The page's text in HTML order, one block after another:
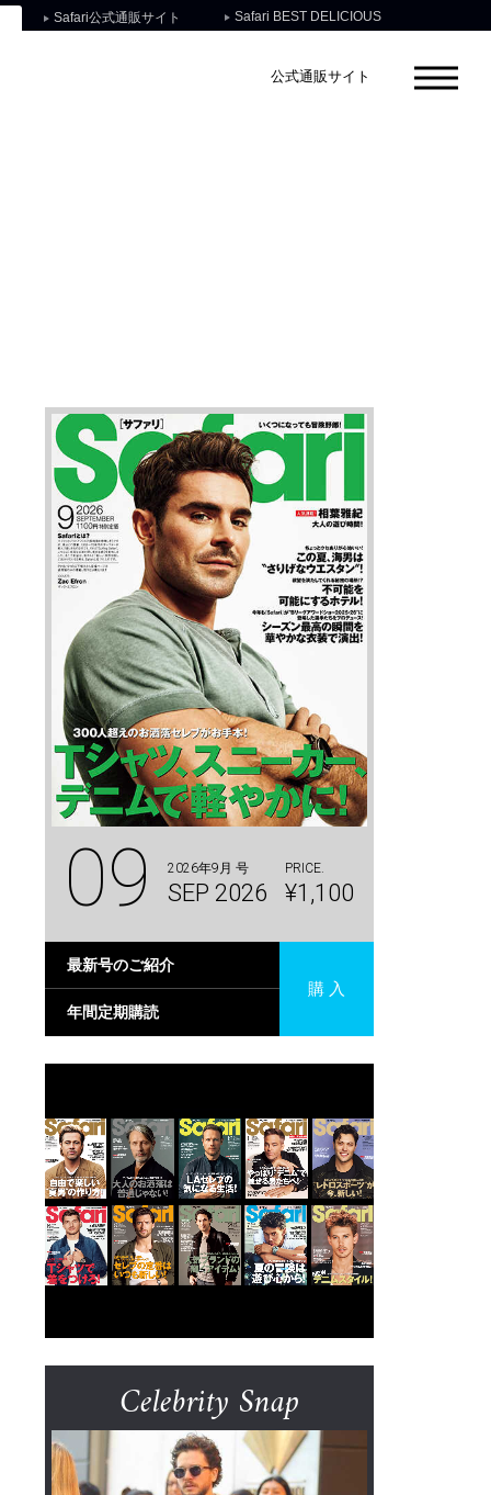
Safari公式通販サイト Safari BEST DELICIOUS
公式通販サイト
09 2026年9月 号
SEP 2026
PRICE.
¥1,100
最新号のご紹介
年間定期購読
購 入
Celebrity Snap